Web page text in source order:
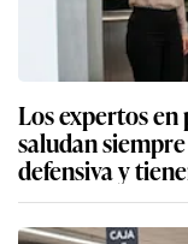
Los expertos
saludan
defensiva y